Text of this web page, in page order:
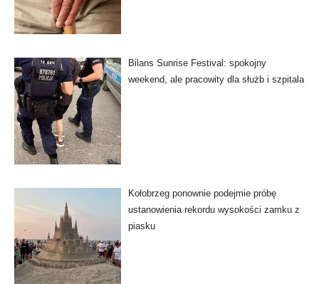
Bilans Sunrise Festival: spokojny
weekend, ale pracowity dla służb i szpitala
Kołobrzeg ponownie podejmie próbę
ustanowienia rekordu wysokości zamku z
piasku